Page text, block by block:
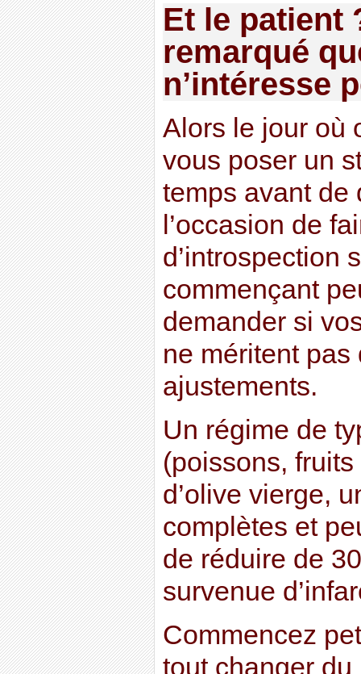
Et le patient
remarqué
n’intéresse
Alors le jour où
vous poser un
temps avant de
l’occasion de
d’introspection
commençant
demander si
ne méritent pas
ajustements.
Un régime de
(poissons,
d’olive vierge,
complètes et
de réduire de
survenue
Commencez
tout changer